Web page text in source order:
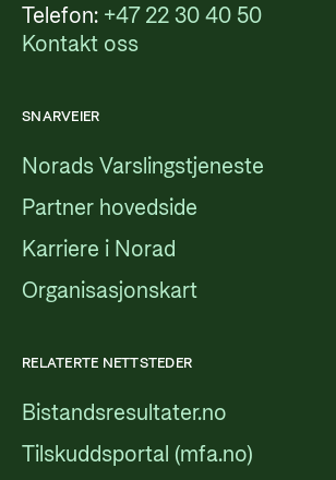
Telefon: +47 22 30 40 50
Kontakt oss
SNARVEIER
Norads Varslingstjeneste
Partner hovedside
Karriere i Norad
Organisasjonskart
RELATERTE NETTSTEDER
Bistandsresultater.no
Tilskuddsportal (mfa.no)